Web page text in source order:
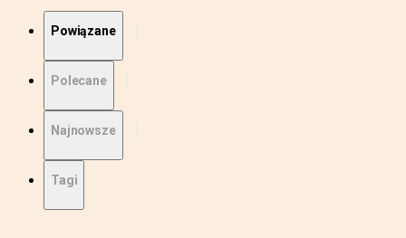
Powiązane
Polecane
Najnowsze
Tagi